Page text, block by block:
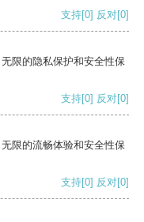
支持[0] 反对[0]
限的隐私保护和安全性保
支持[0] 反对[0]
限的流畅体验和安全性保
支持[0] 反对[0]